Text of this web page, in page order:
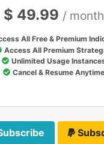
$ 49.99 / month
All Free & Premium
Access All Premium
Unlimited Usage
Cancel & Resume Anytime